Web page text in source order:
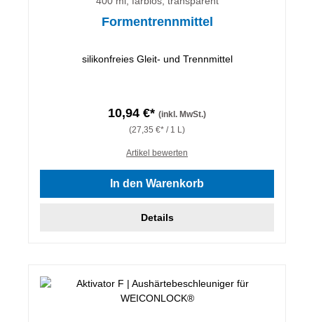
Formentrennmittel
silikonfreies Gleit- und Trennmittel
10,94 €* (inkl. MwSt.)
(27,35 €* / 1 L)
Artikel bewerten
In den Warenkorb
Details